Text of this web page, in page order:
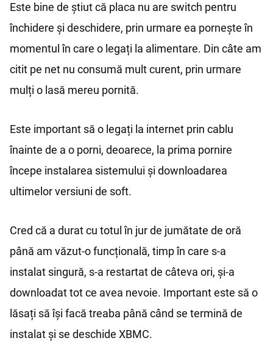
Este bine de știut că placa nu are switch pentru
închidere și deschidere, prin urmare ea pornește în
momentul în care o legați la alimentare. Din câte am
citit pe net nu consumă mult curent, prin urmare
mulți o lasă mereu pornită.
Este important să o legați la internet prin cablu
înainte de a o porni, deoarece, la prima pornire
începe instalarea sistemului și downloadarea
ultimelor versiuni de soft.
Cred că a durat cu totul în jur de jumătate de oră
până am văzut-o funcțională, timp în care s-a
instalat singură, s-a restartat de câteva ori, și-a
downloadat tot ce avea nevoie. Important este să o
lăsați să își facă treaba până când se termină de
instalat și se deschide XBMC.